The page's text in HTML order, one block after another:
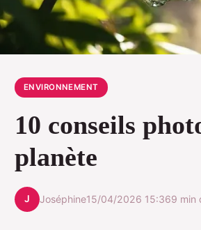
ENVIRONNEMENT
10 conseils
planète
J Joséphine15/04/2026 15:369 min